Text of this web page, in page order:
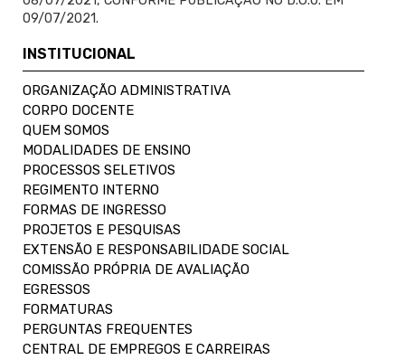
09/07/2021.
INSTITUCIONAL
ORGANIZAÇÃO ADMINISTRATIVA
CORPO DOCENTE
QUEM SOMOS
MODALIDADES DE ENSINO
PROCESSOS SELETIVOS
REGIMENTO INTERNO
FORMAS DE INGRESSO
PROJETOS E PESQUISAS
EXTENSÃO E RESPONSABILIDADE SOCIAL
COMISSÃO PRÓPRIA DE AVALIAÇÃO
EGRESSOS
FORMATURAS
PERGUNTAS FREQUENTES
CENTRAL DE EMPREGOS E CARREIRAS